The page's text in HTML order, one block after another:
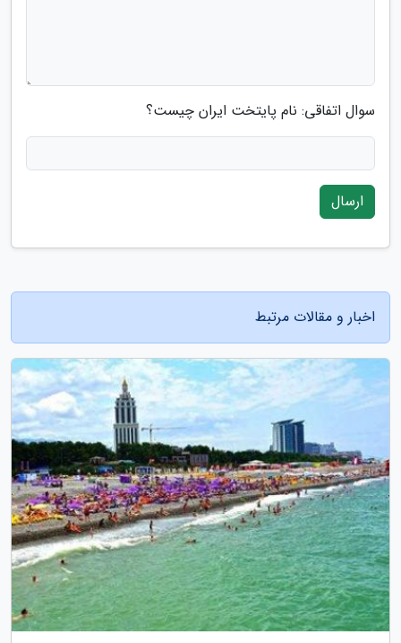
سوال اتفاقی: نام پایتخت ایران چیست؟
ارسال
اخبار و مقالات مرتبط